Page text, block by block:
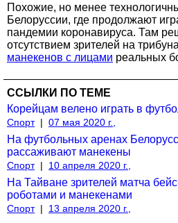
Похожие, но менее
Белоруссии, где продолжают
пандемии коронавируса. Там
отсутствием зрителей на
манекенов с лицами реальных
ССЫЛКИ ПО ТЕМЕ
Корейцам велено играть в
Спорт | 07 мая 2020 г.,
На футбольных аренах
рассаживают манекены
Спорт | 10 апреля 2020 г.,
На Тайване зрителей матча
роботами и манекенами
Спорт |
13 апреля 2020 г.,